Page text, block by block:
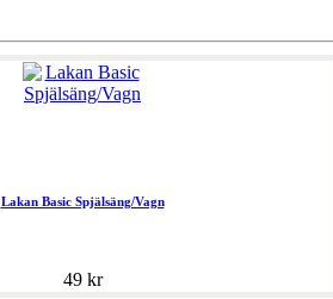
Lakan Basic Spjälsäng/Vagn
49 kr